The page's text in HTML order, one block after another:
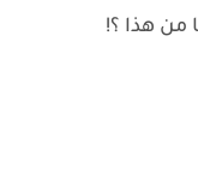
من هذا ؟!